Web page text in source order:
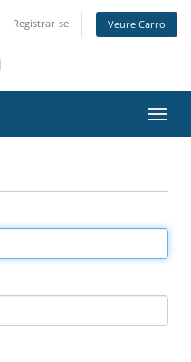
Registrar-se Veure Carro